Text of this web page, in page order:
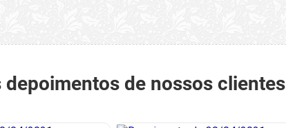
depoimentos de nossos clientes